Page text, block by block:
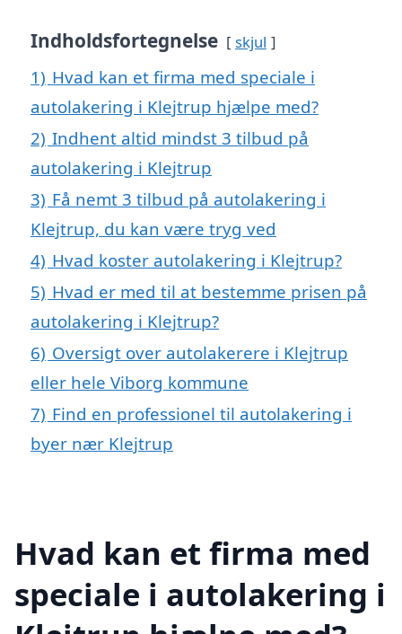
Indholdsfortegnelse skjul
1) Hvad kan et firma med speciale i
autolakering i Klejtrup hjælpe med?
2) Indhent altid mindst 3 tilbud på
autolakering i Klejtrup
3) Få nemt 3 tilbud på autolakering i
Klejtrup, du kan være tryg ved
4) Hvad koster autolakering i Klejtrup?
5) Hvad er med til at bestemme prisen på
autolakering i Klejtrup?
6) Oversigt over autolakerere i Klejtrup
eller hele Viborg kommune
7) Find en professionel til autolakering i
byer nær Klejtrup
Hvad kan et firma med
speciale i autolakering i